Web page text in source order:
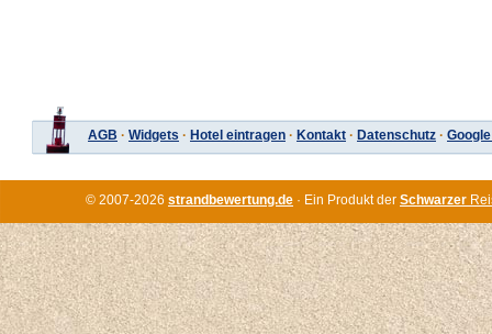
AGB · Widgets · Hotel eintragen · Kontakt · Datenschutz ·
© 2007-2026 strandbewertung.de · Ein Produkt der Schwarzer